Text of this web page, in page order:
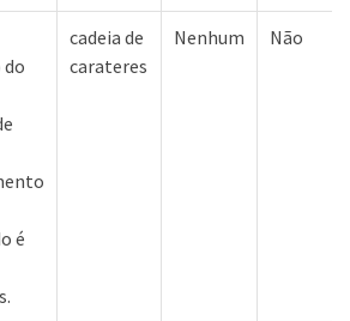
do
é
cadeia de
carateres
Nenhum Não